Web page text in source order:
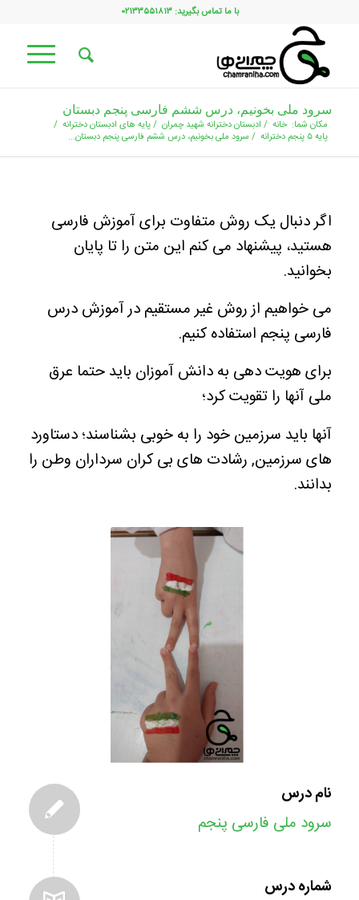
با ما تماس بگیرید: ۰۲۱۳۳۵۵۱۸۱۳
سرود ملی بخونیم، درس ششم فارسی پنجم دبستان
مکان شما: خانه / ادبستان دخترانه شهید چمران /پایه های ادبستان دخترانه /
پایه ۵ پنجم دخترانه
/ سرود ملی بخونیم، درس ششم فارسی پنجم دبستان...
اگر دنبال یک روش متفاوت برای آموزش فارسی
هستید، پیشنهاد می کنم این متن را تا پایان
بخوانید.
می خواهیم از روش غیر مستقیم در آموزش درس
فارسی پنجم استفاده کنیم.
برای هویت دهی به دانش آموزان باید حتما عرق
ملی آنها را تقویت کرد؛
آنها باید سرزمین خود را به خوبی بشناسند؛ دستاورد
های سرزمین, رشادت های بی کران سرداران وطن را
بدانند.
نام درس
سرود ملی فارسی پنجم
شماره درس